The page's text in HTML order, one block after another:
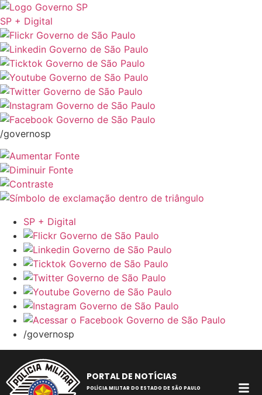
SP + Digital
/governosp
SP + Digital
/governosp
PORTAL DE NOTÍCIAS
POLÍCIA MILITAR DO ESTADO DE SÃO PAULO